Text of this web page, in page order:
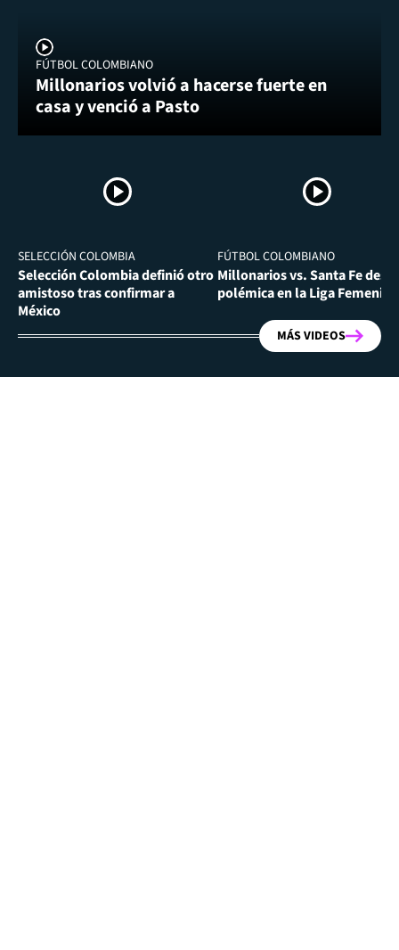
FÚTBOL COLOMBIANO
Millonarios volvió a hacerse fuerte en
casa y venció a Pasto
SELECCIÓN COLOMBIA
Selección Colombia definió otro
amistoso tras confirmar a
México
FÚTBOL COLOMBIANO
Millonarios vs. Santa Fe
polémica en la Liga Femenina
MÁS VIDEOS